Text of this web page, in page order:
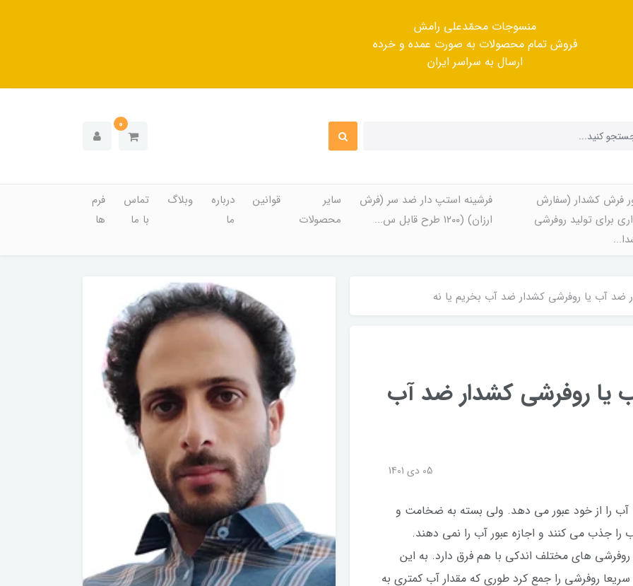
منسوجات محمّدعلی رامش
فروش تمام محصولات به صورت عمده و خرده
ارسال به سراسر ایران
0
فرش کشدار (سفارش
برای تولید روفرشی
فرشینه استپ دار ضد سر (فرش
ارزان) (۱۲۰۰ طرح قابل س...
سایر
محصولات
قوانین
درباره
ما
وبلاگ
تماس
با ما
فرم
ها
ضد آب یا روفرشی کشدار ضد آب بخریم یا نه
یا روفرشی کشدار ضد آب
05 دی 1401
آب را از خود عبور می دهد. ولی بسته به ضخامت و
را جذب می کنند و اجازه عبور آب را نمی دهند.
روفرشی های مختلف اندکی با هم فرق دارد. به این
سریعا روفرشی را جمع کرد طوری که مقدار آب کمتری به